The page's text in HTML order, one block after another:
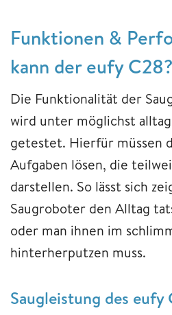
Funktionen &
kann der eufy C28?
Die Funktionalität der
wird unter möglichst
getestet. Hierfür müssen
Aufgaben lösen, die
darstellen. So lässt sich
Saugroboter den Alltag
oder man ihnen im
hinterherputzen muss.
Saugleistung des eufy